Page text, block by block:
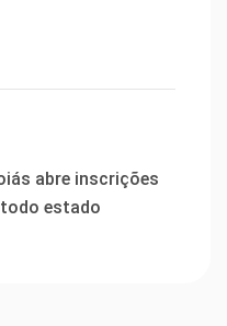
abre inscrições
estado